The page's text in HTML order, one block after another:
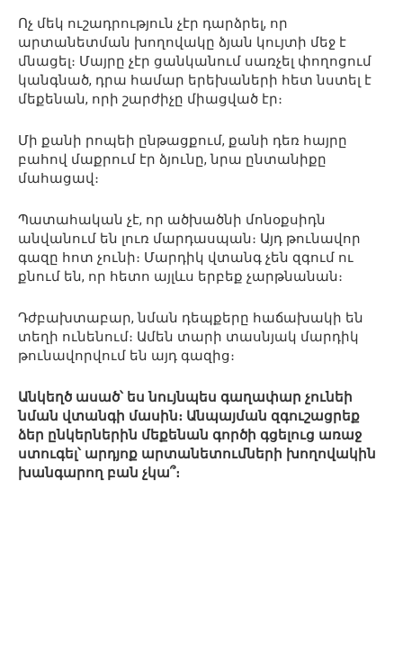
Ոչ մեկ ուշադրություն չէր դարձրել, որ
արտանետման խողովակը ձյան կույտի մեջ է
մնացել։ Մայրը չէր ցանկանում սառչել փողոցում
կանգնած, դրա համար երեխաների հետ նստել է
մեքենան, որի շարժիչը միացված էր։
Մի քանի րոպեի ընթացքում, քանի դեռ հայրը
բահով մաքրում էր ձյունը, նրա ընտանիքը
մահացավ։
Պատահական չէ, որ ածխածնի մոնօքսիդն
անվանում են լուռ մարդասպան։ Այդ թունավոր
գազը հոտ չունի։ Մարդիկ վտանգ չեն զգում ու
քնում են, որ հետո այլևս երբեք չարթնանան։
Դժբախտաբար, նման դեպքերը հաճախակի են
տեղի ունենում։ Ամեն տարի տասնյակ մարդիկ
թունավորվում են այդ գազից։
Անկեղծ ասած՝ ես նույնպես գաղափար չունեի
նման վտանգի մասին։ Անպայման զգուշացրեք
ձեր ընկերներին մեքենան գործի գցելուց առաջ
ստուգել՝ արդյոք արտանետումների խողովակին
խանգարող բան չկա՞։